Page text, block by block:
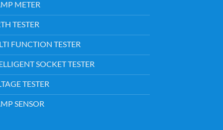
METER
TESTER
FUNCTION TESTER
SOCKET TESTER
TESTER
SENSOR